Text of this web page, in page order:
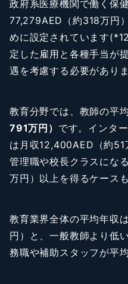
政府系医療機関で働く保
77,279AED（約318万円
めに設定されています
定した雇用と各種手当が
遇を考慮する必要がありま
教育分野では、教師の平
791万円） です。インタ
は月収12,400AED（約51
管理職や校長クラスにな
万円）以上を得るケース
教育業界全体の平均年収
円）と、一般教師より低
務職や補助スタッフが平